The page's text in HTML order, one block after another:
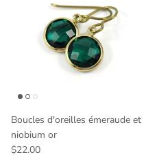
Boucles d'oreilles émeraude et
niobium or
$22.00